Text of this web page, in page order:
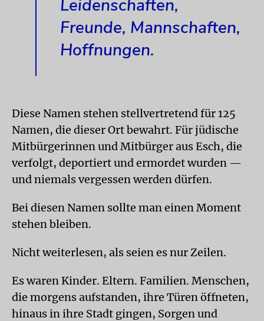
Leidenschaften,
Freunde, Mannschaften,
Hoffnungen.
Diese Namen stehen stellvertretend für 125
Namen, die dieser Ort bewahrt. Für jüdische
Mitbürgerinnen und Mitbürger aus Esch, die
verfolgt, deportiert und ermordet wurden —
und niemals vergessen werden dürfen.
Bei diesen Namen sollte man einen Moment
stehen bleiben.
Nicht weiterlesen, als seien es nur Zeilen.
Es waren Kinder. Eltern. Familien. Menschen,
die morgens aufstanden, ihre Türen öffneten,
hinaus in ihre Stadt gingen, Sorgen und